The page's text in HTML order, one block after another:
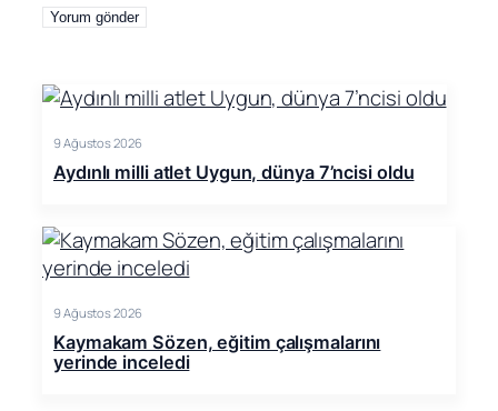
9 Ağustos 2026
Aydınlı milli atlet Uygun, dünya 7’ncisi oldu
9 Ağustos 2026
Kaymakam Sözen, eğitim çalışmalarını
yerinde inceledi